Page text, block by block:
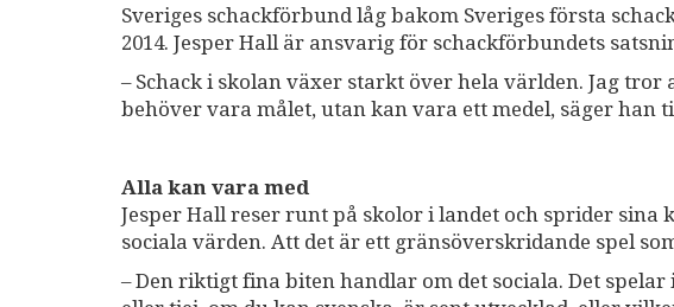
Sveriges schackförbund låg bakom Sveriges första
2014. Jesper Hall är ansvarig för schackförbundets
– Schack i skolan växer starkt över hela världen. Jag
behöver vara målet, utan kan vara ett medel, säger han
Alla kan vara med
Jesper Hall reser runt på skolor i landet och sprider sina
sociala värden. Att det är ett gränsöverskridande spel
– Den riktigt fina biten handlar om det sociala. Det